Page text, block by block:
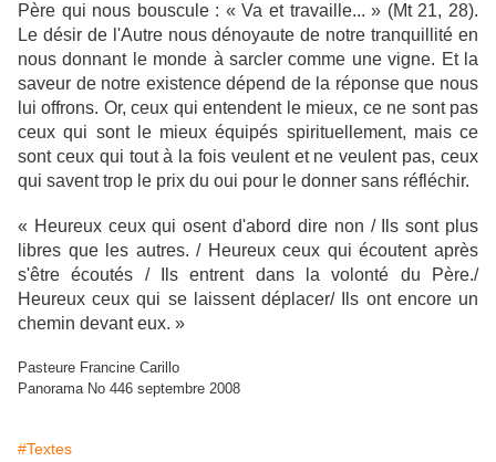
Père qui nous bouscule : « Va et travaille... » (Mt 21, 28).
Le désir de l'Autre nous dénoyaute de notre tranquillité en
nous donnant le monde à sarcler comme une vigne. Et la
saveur de notre existence dépend de la réponse que nous
lui offrons. Or, ceux qui entendent le mieux, ce ne sont pas
ceux qui sont le mieux équipés spirituellement, mais ce
sont ceux qui tout à la fois veulent et ne veulent pas, ceux
qui savent trop le prix du oui pour le donner sans réfléchir.
« Heureux ceux qui osent d'abord dire non / Ils sont plus
libres que les autres. / Heureux ceux qui écoutent après
s'être écoutés / Ils entrent dans la volonté du Père./
Heureux ceux qui se laissent déplacer/ Ils ont encore un
chemin devant eux. »
Pasteure Francine Carillo
Panorama No 446 septembre 2008
#Textes